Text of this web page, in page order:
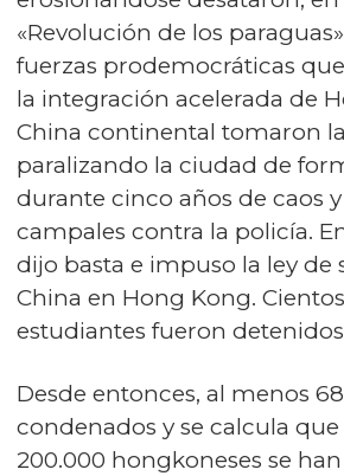
«Revolución de los
fuerzas prodemocráticas
la integración acelerada de
China continental tomaron
paralizando la ciudad de
durante cinco años de caos
campales contra la policía.
dijo basta e impuso la ley de
China en Hong Kong.
estudiantes fueron
Desde entonces, al menos
condenados y se calcula
200.000 hongkoneses se